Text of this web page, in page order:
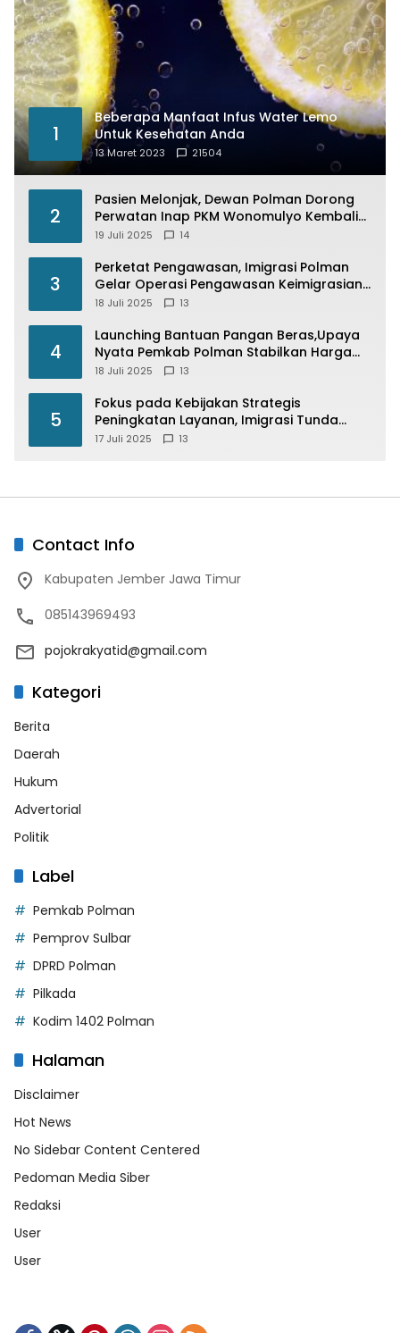
1
Beberapa Manfaat Infus Water Lemo
Untuk Kesehatan Anda
13 Maret 2023 21504
2
Pasien Melonjak, Dewan Polman Dorong
Perwatan Inap PKM Wonomulyo Kembali
di Fungsikan
19 Juli 2025 14
3
Perketat Pengawasan, Imigrasi Polman
Gelar Operasi Pengawasan Keimigrasian
“Wirawaspada” Serentak disemua Daerah
18 Juli 2025 13
4
Launching Bantuan Pangan Beras,Upaya
Nyata Pemkab Polman Stabilkan Harga
Beras
18 Juli 2025 13
5
Fokus pada Kebijakan Strategis
Peningkatan Layanan, Imigrasi Tunda
Paspor Desain Merah Putih
17 Juli 2025 13
Contact Info
Kabupaten Jember Jawa Timur
085143969493
pojokrakyatid@gmail.com
Kategori
Berita
Daerah
Hukum
Advertorial
Politik
Label
Pemkab Polman
Pemprov Sulbar
DPRD Polman
Pilkada
Kodim 1402 Polman
Halaman
Disclaimer
Hot News
No Sidebar Content Centered
Pedoman Media Siber
Redaksi
User
User